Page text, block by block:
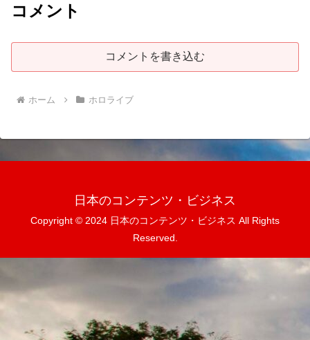
コメント
コメントを書き込む
ホーム ホロライブ
日本のコンテンツ・ビジネス
Copyright © 2024 日本のコンテンツ・ビジネス All Rights
Reserved.